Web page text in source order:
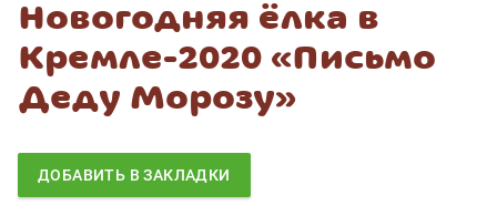
Новогодняя ёлка в
Кремле-2020 «Письмо
Деду Морозу»
ДОБАВИТЬ В ЗАКЛАДКИ